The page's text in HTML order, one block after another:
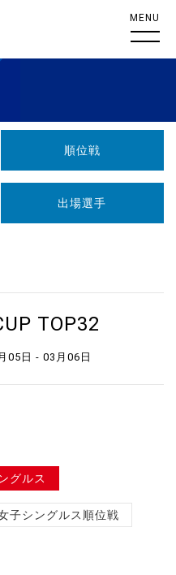
MENU
順位戦
出場選手
TOP32
05日 - 03月06日
グルス
子シングルス順位戦